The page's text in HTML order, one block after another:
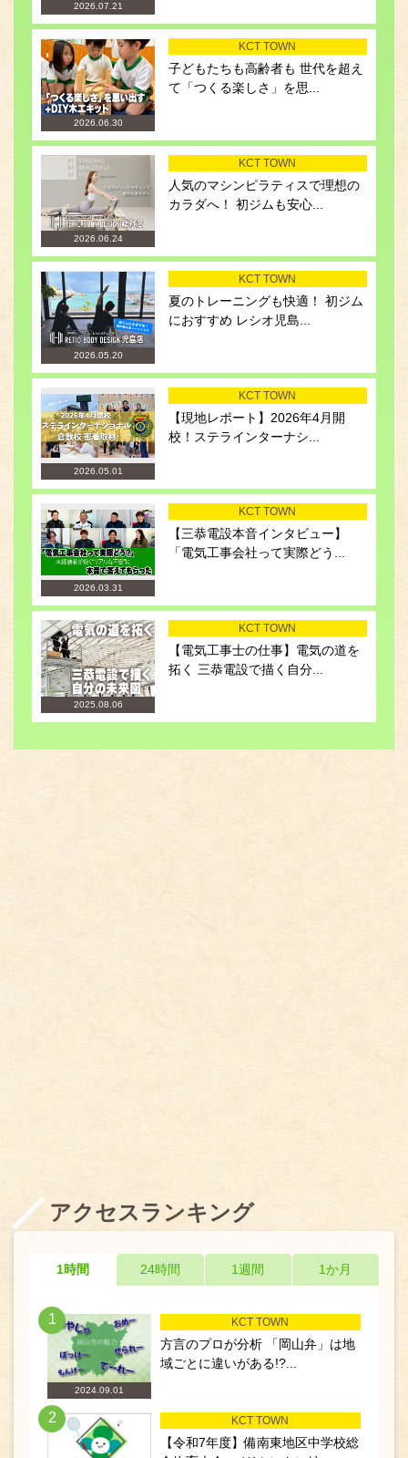
2026.07.21
2026.06.30
KCT TOWN
子どもたちも高齢者も 世代を超え
て「つくる楽しさ」を思...
2026.06.24
KCT TOWN
人気のマシンピラティスで理想の
カラダへ！ 初ジムも安心...
2026.05.20
KCT TOWN
夏のトレーニングも快適！ 初ジム
におすすめ レシオ児島...
2026.05.01
KCT TOWN
【現地レポート】2026年4月開
校！ステラインターナシ...
2026.03.31
KCT TOWN
【三恭電設本音インタビュー】
「電気工事会社って実際どう...
2025.08.06
KCT TOWN
【電気工事士の仕事】電気の道を
拓く 三恭電設で描く自分...
アクセスランキング
1時間 24時間 1週間 1か月
1
2024.09.01
KCT TOWN
方言のプロが分析 「岡山弁」は地
域ごとに違いがある!?...
2 KCT TOWN
【令和7年度】備南東地区中学校総